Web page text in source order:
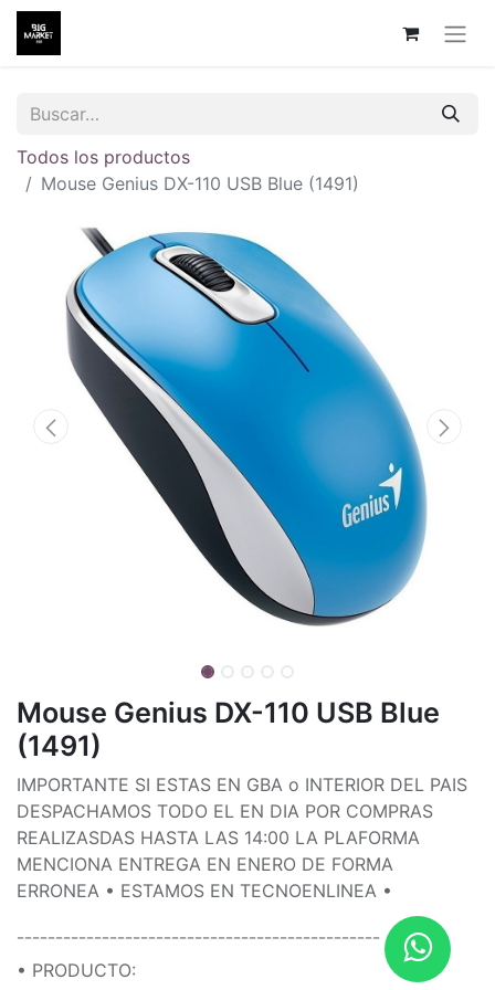
Todos los productos
Mouse Genius DX-110 USB Blue (1491)
Mouse Genius DX-110 USB Blue
(1491)
IMPORTANTE SI ESTAS EN GBA o INTERIOR DEL PAIS
DESPACHAMOS TODO EL EN DIA POR COMPRAS
REALIZASDAS HASTA LAS 14:00 LA PLAFORMA
MENCIONA ENTREGA EN ENERO DE FORMA
ERRONEA • ESTAMOS EN TECNOENLINEA •
¯¯¯¯¯¯¯¯¯¯¯¯¯¯¯¯¯¯¯¯¯¯¯¯¯¯¯¯¯¯¯¯¯¯¯¯¯¯¯¯¯¯¯¯¯¯¯
• PRODUCTO: